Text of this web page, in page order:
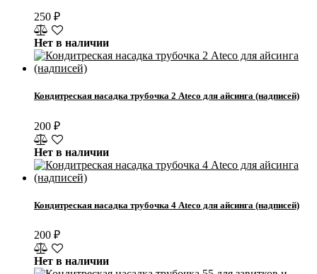
250 ₽
Нет в наличии
Кондитреская насадка трубочка 2 Ateco для айсинга (надписей)
200 ₽
Нет в наличии
Кондитреская насадка трубочка 4 Ateco для айсинга (надписей)
200 ₽
Нет в наличии